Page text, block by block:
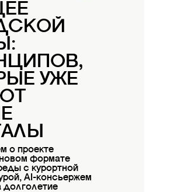
УЖЕ
о проекте
формате
с курортной
AI-консьержем
долголетие